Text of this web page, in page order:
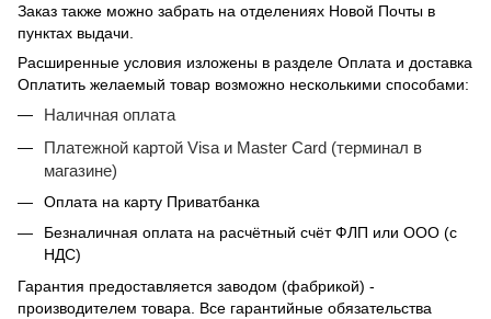
Заказ также можно забрать на отделениях Новой Почты в
пунктах выдачи.
Расширенные условия изложены в разделе Оплата и доставка
Оплатить желаемый товар возможно несколькими способами:
Наличная оплата
Платежной картой Visa и Master Card (терминал в
магазине)
Оплата на карту Приватбанка
Безналичная оплата на расчётный счёт ФЛП или ООО (с
НДС)
Гарантия предоставляется заводом (фабрикой) -
производителем товара. Все гарантийные обязательства